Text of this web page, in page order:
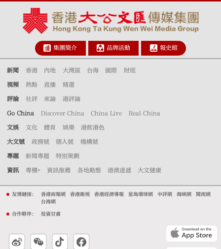
集團簡介 品牌活動 報史館
新聞 香港 內地 大灣區 台海 國際 財經
視頻 熱點 直播 精選
評論 社評 來論 港評論
Go China Discover China China Live Real China
文娛 文化 體育 娛樂 港飲港色
大文號 政務號 個人號 機構號
專題 新聞專題 特別策劃
資訊 專欄+ 資訊推薦 各地動態 港澳速遞 大文健康
友情鏈接： 香港商報網 香港衛視 香港經濟導報 星島環球網 中評網 海峽網
閩南網
台海網
合作夥伴： 投資甘肅